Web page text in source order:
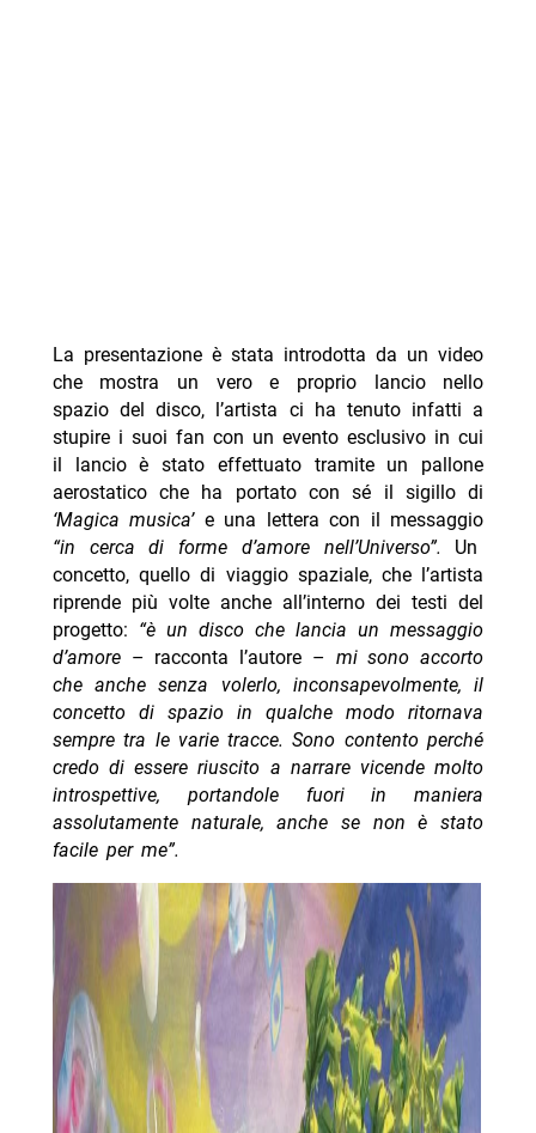
La presentazione è stata introdotta da un video
che mostra un vero e proprio lancio nello
spazio del disco, l’artista ci ha tenuto infatti a
stupire i suoi fan con un evento esclusivo in cui
il lancio è stato effettuato tramite un pallone
aerostatico che ha portato con sé il sigillo di
‘Magica musica’e una lettera con il messaggio
“in cerca di forme d’amore nell’Universo”. Un
concetto, quello di viaggio spaziale, che l’artista
riprende più volte anche all’interno dei testi del
progetto: “è un disco che lancia un messaggio
d’amore– racconta l’autore – mi sono accorto
che anche senza volerlo, inconsapevolmente, il
concetto di spazio in qualche modo ritornava
sempre tra le varie tracce. Sono contento perché
credo di essere riuscito a narrare vicende molto
introspettive, portandole fuori in maniera
assolutamentenaturale, anche se non è stato
facile per me”.